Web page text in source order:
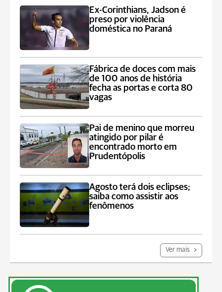
Ex-Corinthians, Jadson é
preso por violência
doméstica no Paraná
Fábrica de doces com mais
de 100 anos de história
fecha as portas e corta 80
vagas
Pai de menino que morreu
atingido por pilar é
encontrado morto em
Prudentópolis
Agosto terá dois eclipses;
saiba como assistir aos
fenômenos
Ver mais